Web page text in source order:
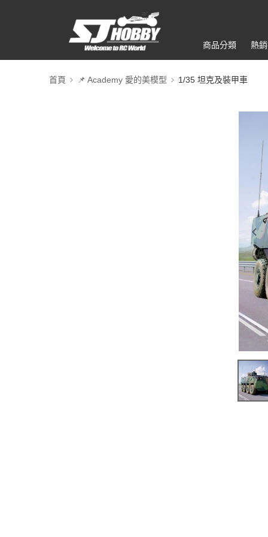
商品分類 熱
首頁 📌 Academy 愛的美模型 1/35 坦克及裝甲車